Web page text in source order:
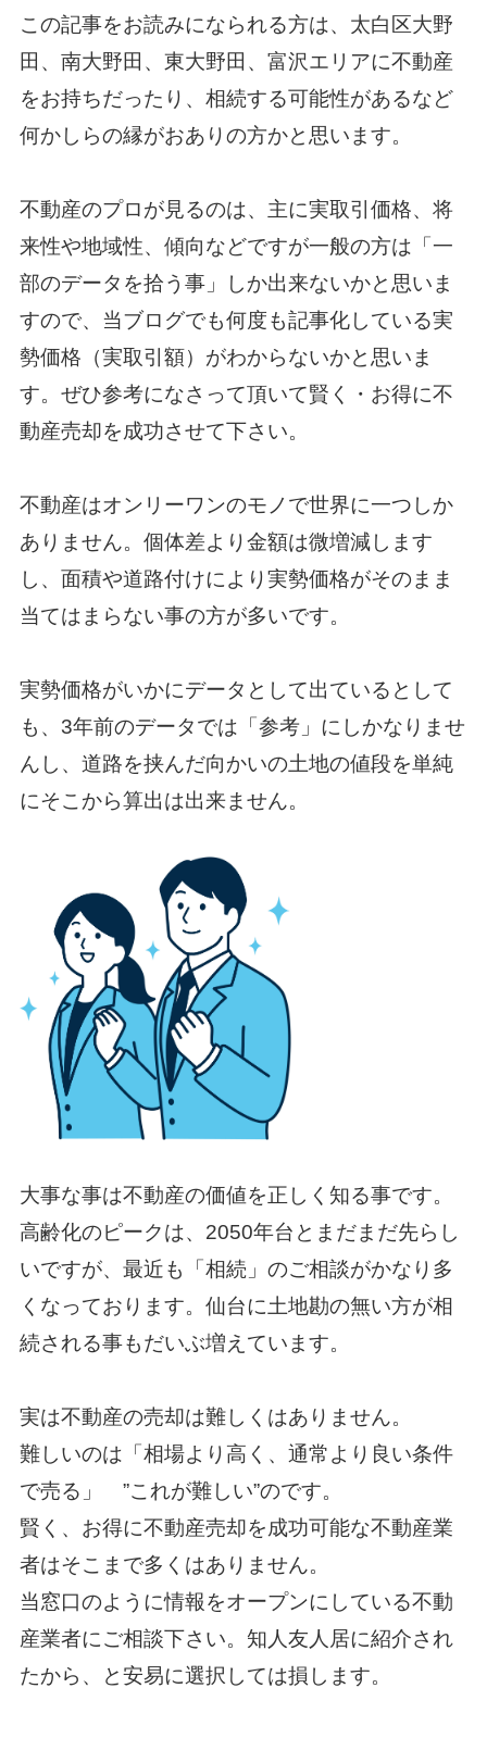
この記事をお読みになられる方は、太白区大野
田、南大野田、東大野田、富沢エリアに不動産
をお持ちだったり、相続する可能性があるなど
何かしらの縁がおありの方かと思います。
不動産のプロが見るのは、主に実取引価格、将
来性や地域性、傾向などですが一般の方は「一
部のデータを拾う事」しか出来ないかと思いま
すので、当ブログでも何度も記事化している実
勢価格（実取引額）がわからないかと思いま
す。ぜひ参考になさって頂いて賢く・お得に不
動産売却を成功させて下さい。
不動産はオンリーワンのモノで世界に一つしか
ありません。個体差より金額は微増減します
し、面積や道路付けにより実勢価格がそのまま
当てはまらない事の方が多いです。
実勢価格がいかにデータとして出ているとして
も、3年前のデータでは「参考」にしかなりませ
んし、道路を挟んだ向かいの土地の値段を単純
にそこから算出は出来ません。
大事な事は不動産の価値を正しく知る事です。
高齢化のピークは、2050年台とまだまだ先らし
いですが、最近も「相続」のご相談がかなり多
くなっております。仙台に土地勘の無い方が相
続される事もだいぶ増えています。
実は不動産の売却は難しくはありません。
難しいのは「相場より高く、通常より良い条件
で売る」 ”これが難しい”のです。
賢く、お得に不動産売却を成功可能な不動産業
者はそこまで多くはありません。
当窓口のように情報をオープンにしている不動
産業者にご相談下さい。知人友人居に紹介され
たから、と安易に選択しては損します。